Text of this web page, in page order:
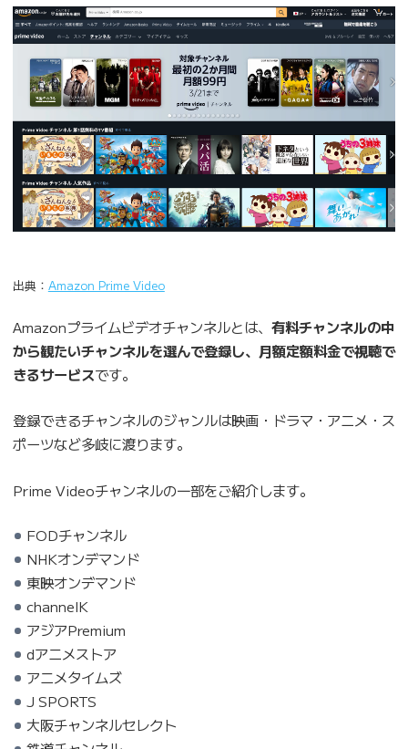
出典： Amazon Prime Video
Amazonプライムビデオチャンネルとは、 有料チャンネルの中
から観たいチャンネルを選んで登録し、月額定額料金で視聴で
きるサービスです。
登録できるチャンネルのジャンルは映画・ドラマ・アニメ・ス
ポーツなど多岐に渡ります。
Prime Videoチャンネルの一部をご紹介します。
FODチャンネル
NHKオンデマンド
東映オンデマンド
channelK
アジアPremium
dアニメストア
アニメタイムズ
J SPORTS
大阪チャンネルセレクト